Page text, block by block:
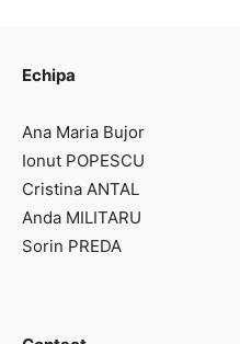
Echipa
Ana Maria Bujor
Ionut POPESCU
Cristina ANTAL
Anda MILITARU
Sorin PREDA